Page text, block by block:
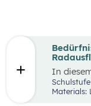
In
eines
Fokus
Materials: